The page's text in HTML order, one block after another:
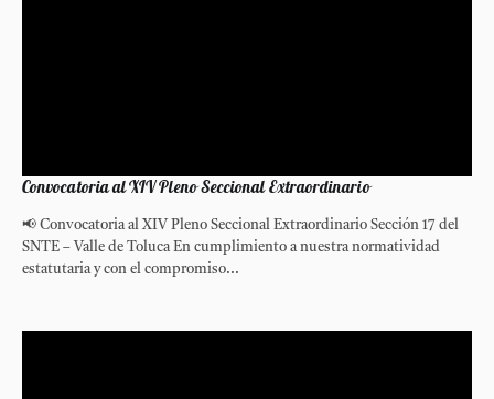
Convocatoria al XIV Pleno Seccional Extraordinario
📢 Convocatoria al XIV Pleno Seccional Extraordinario Sección 17 del
SNTE – Valle de Toluca En cumplimiento a nuestra normatividad
estatutaria y con el compromiso...